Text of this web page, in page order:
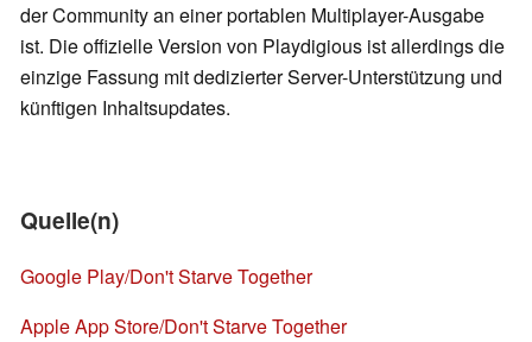
der Community an einer portablen Multiplayer-Ausgabe
ist. Die offizielle Version von Playdigious ist allerdings die
einzige Fassung mit dedizierter Server-Unterstützung und
künftigen Inhaltsupdates.
Quelle(n)
Google Play/Don't Starve Together
Apple App Store/Don't Starve Together